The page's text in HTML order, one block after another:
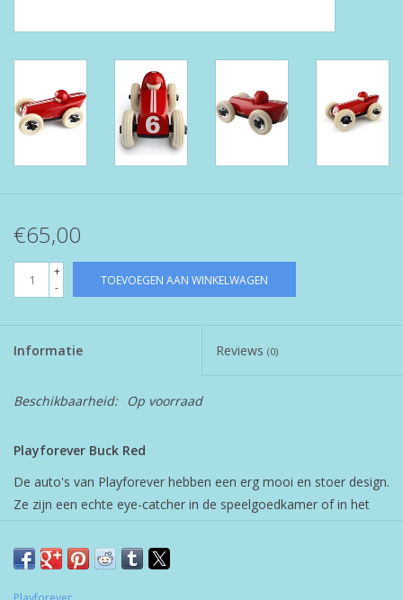
Wens & Postkaarten
Feest
Merken
€65,00
+
-
TOEVOEGEN AAN WINKELWAGEN
Informatie Reviews (0)
Beschikbaarheid: Op voorraad
Playforever Buck Red
De auto's van Playforever hebben een erg mooi en stoer design.
Ze zijn een echte eye-catcher in de speelgoedkamer of in het
ze ook nog eens erg stevig zijn en de slijtvaste rubberen wielen
zorgen ervoor dat ze geruisloos over de grond heen rijden. Hip
en duurzaam speelgoed vanaf 1 jaar, maar ook zeker leuk voor